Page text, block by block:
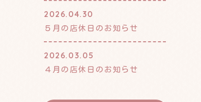
2026.04.30
５月の店休日のお知らせ
2026.03.05
４月の店休日のお知らせ